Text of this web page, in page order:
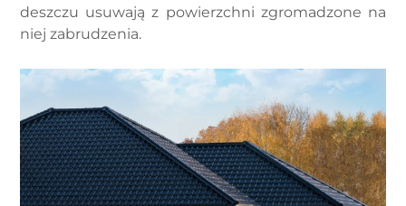
deszczu usuwają z powierzchni zgromadzone na
niej zabrudzenia.